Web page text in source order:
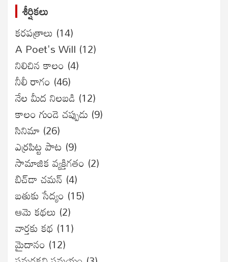
శీర్షికలు
కరపత్రాలు (14)
A Poet's Will (12)
నిలిచిన కాలం (4)
నీలీ రాగం (46)
నేల మీద నిలబడి (12)
కాలం గుండె చప్పుడు (9)
సినిమా (26)
ఎర్రపిట్ట పాట (9)
సామాజిక వ్యక్తిగతం (2)
బిచ్‌డా చమన్ (4)
బతుకు సేద్యం (15)
ఆమె కథలు (2)
వార్తకు కథ (11)
మైదానం (12)